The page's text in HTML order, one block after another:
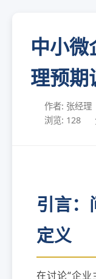
中小
理预期
作者: 张经理
浏览: 128
引言：
定义
在讨论“企